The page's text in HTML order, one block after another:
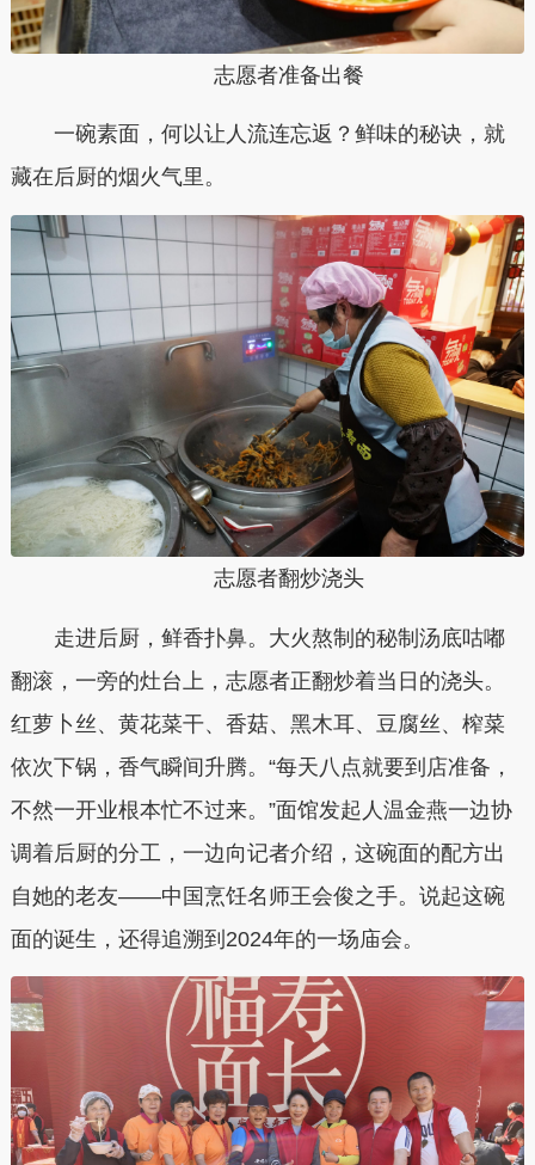
志愿者准备出餐
一碗素面，何以让人流连忘返？鲜味的秘诀，就
藏在后厨的烟火气里。
志愿者翻炒浇头
走进后厨，鲜香扑鼻。大火熬制的秘制汤底咕嘟
翻滚，一旁的灶台上，志愿者正翻炒着当日的浇头。
红萝卜丝、黄花菜干、香菇、黑木耳、豆腐丝、榨菜
依次下锅，香气瞬间升腾。“每天八点就要到店准备，
不然一开业根本忙不过来。”面馆发起人温金燕一边协
调着后厨的分工，一边向记者介绍，这碗面的配方出
自她的老友——中国烹饪名师王会俊之手。说起这碗
面的诞生，还得追溯到2024年的一场庙会。